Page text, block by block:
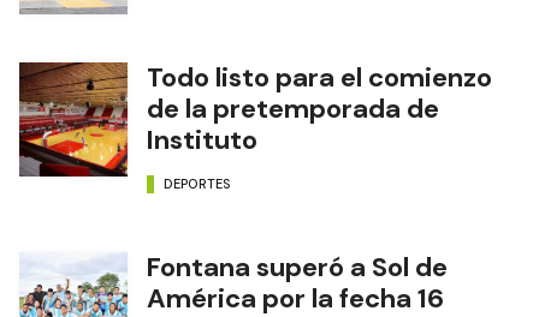
Todo listo para el comienzo
de la pretemporada de
Instituto
DEPORTES
Fontana superó a Sol de
América por la fecha 16